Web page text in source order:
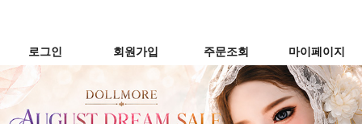
로그인 회원가입 주문조회 마이페이지